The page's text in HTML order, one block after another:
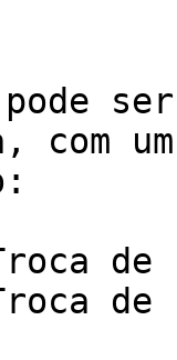
pode
com
de